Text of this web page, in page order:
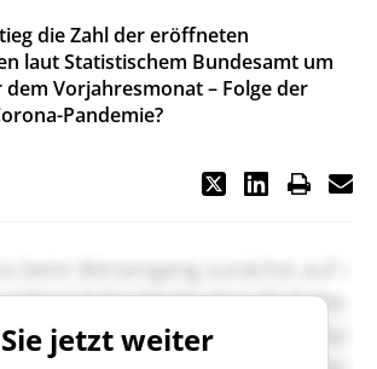
die Zahl der eröffneten
laut Statistischem Bundesamt um
dem Vorjahresmonat – Folge der
Pandemie?
jetzt weiter